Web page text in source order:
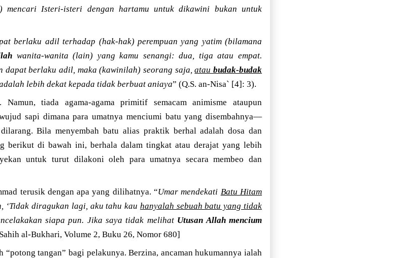
mencari Isteri-isteri dengan hartamu untuk dikawini bukan untuk
berlaku adil terhadap (hak-hak) perempuan yang yatim (bilamana
wanita-wanita (lain) yang kamu senangi: dua, tiga atau empat.
dapat berlaku adil, maka (kawinilah) seorang saja,ataubudak-budak
lebih dekat kepada tidak berbuat aniaya” (Q.S. an-Nisa` [4]: 3).
tiada agama-agama primitif semacam animisme ataupun
sapi dimana para umatnya menciumi batu yang disembahnya—
Bila menyembah batu alias praktik berhal adalah dosa dan
berikut di bawah ini, berhala dalam tingkat atau derajat yang lebih
untuk turut dilakoni oleh para umatnya secara membeo dan
terusik dengan apa yang dilihatnya. “Umar mendekati Batu Hitam
‘Tidak diragukan lagi, aku tahu kau hanyalah sebuah batu yang tidak
siapa pun. Jika saya tidak melihat Utusan Allah mencium
al-Bukhari, Volume 2, Buku 26, Nomor 680]
tangan” bagi pelakunya. Berzina, ancaman hukumannya ialah